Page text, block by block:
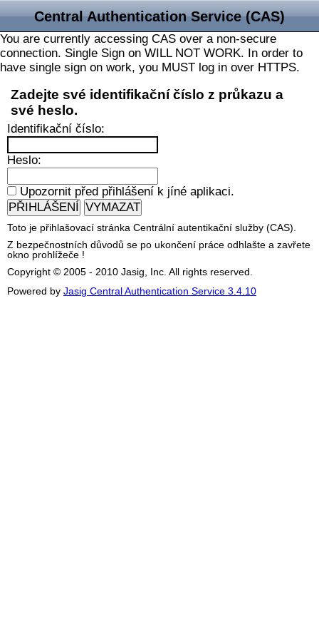
Central Authentication Service (CAS)
You are currently accessing CAS over a non-secure
connection. Single Sign on WILL NOT WORK. In order to
have single sign on work, you MUST log in over HTTPS.
Zadejte své identifikační číslo z průkazu a
své heslo.
Identifikační číslo:
Heslo:
Upozornit před přihlášení k jíné aplikaci.
Toto je přihlašovací stránka Centrální autentikační služby (CAS).
Z bezpečnostních důvodů se po ukončení práce odhlašte a zavřete
okno prohlížeče !
Copyright © 2005 - 2010 Jasig, Inc. All rights reserved.
Powered by Jasig Central Authentication Service 3.4.10